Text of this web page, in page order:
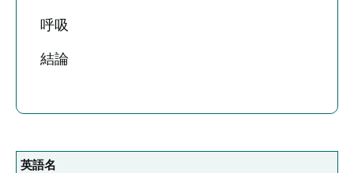
呼吸
結論
英語名